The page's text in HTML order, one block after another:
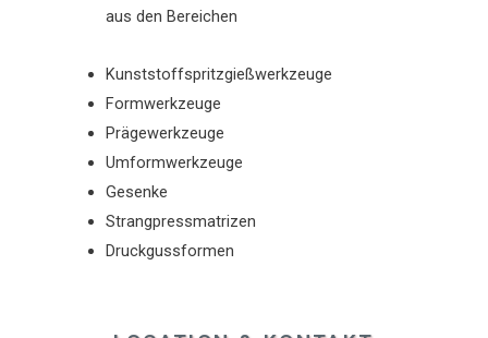
aus den Bereichen
Kunststoffspritzgießwerkzeuge
Formwerkzeuge
Prägewerkzeuge
Umformwerkzeuge
Gesenke
Strangpressmatrizen
Druckgussformen